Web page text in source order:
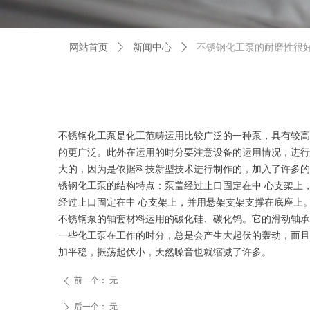
不锈钢化工泵是化工范畴运用比较广泛的一种泵，具有较
的更广泛。此外在运用的时分要注意设备的运用情况，进
大的，因为是依据科技新型技术进行制作的，加入了许多
锈钢化工泵的结构特点：泵盖经过止口固定在中 心支架
经过止口固定在中 心支架上，并用悬架支架支撑在底座
不锈钢泵的轴套材料运用的碳化硅、碳化钨。它的滑动轴
一些化工泵在工作的时分，总是会产生大起伏的轰动，而
加平稳，振荡起伏小，天然噪音也就缩减了许多。
网站首页 ꄲ 新闻中心 ꄲ 不锈钢化工泵的耐磨性很
ꄴ 前一个： 无
ꄲ 后一个： 无